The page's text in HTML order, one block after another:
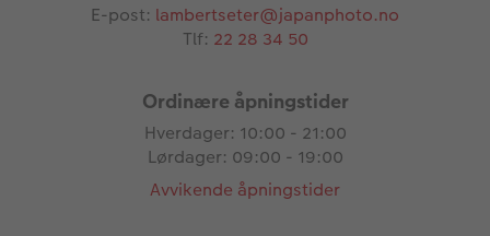
E-post: lambertseter@japanphoto.no
Tlf: 22 28 34 50
Ordinære åpningstider
Hverdager: 10:00 - 21:00
Lørdager: 09:00 - 19:00
Avvikende åpningstider